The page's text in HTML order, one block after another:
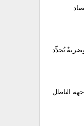
تُجدِّد
الباطل